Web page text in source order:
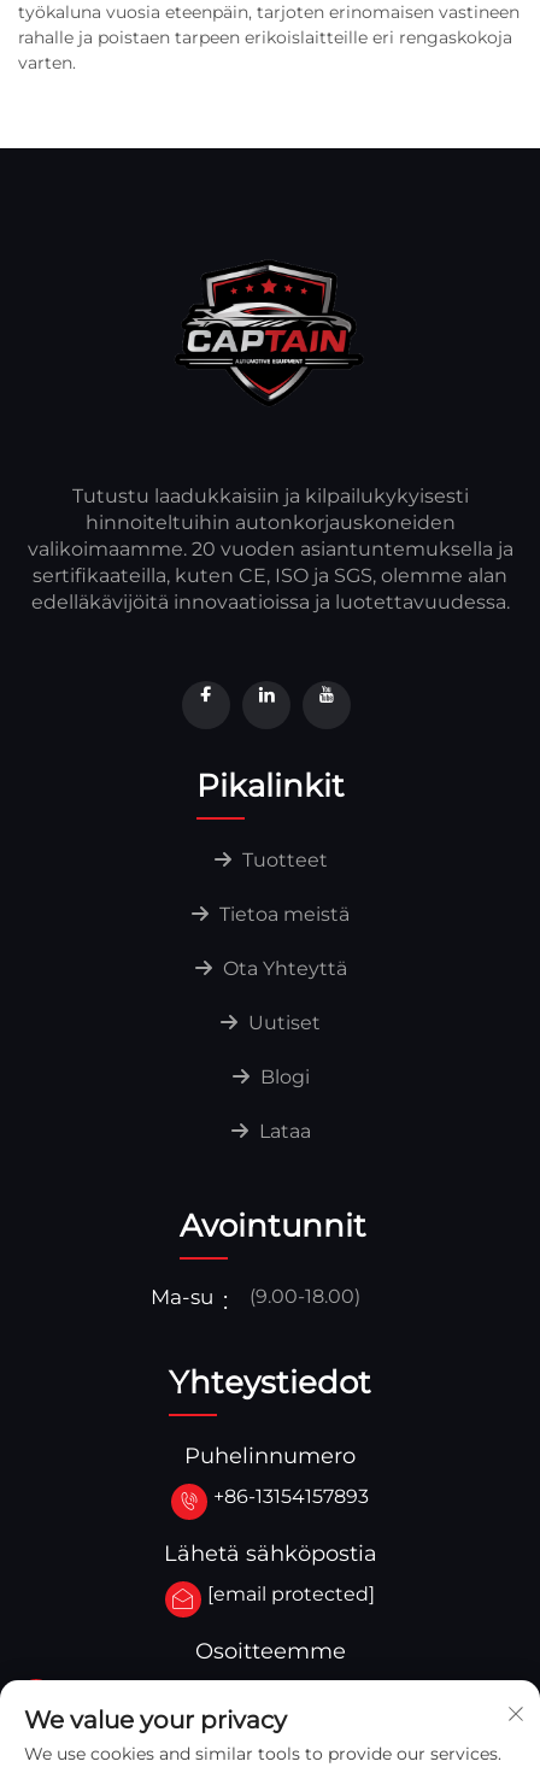
työkaluna vuosia eteenpäin, tarjoten erinomaisen vastineen
rahalle ja poistaen tarpeen erikoislaitteille eri rengaskokoja
varten.
Tutustu laadukkaisiin ja kilpailukykyisesti
hinnoiteltuihin autonkorjauskoneiden
valikoimaamme. 20 vuoden asiantuntemuksella ja
sertifikaateilla, kuten CE, ISO ja SGS, olemme alan
edelläkävijöitä innovaatioissa ja luotettavuudessa.
Pikalinkit
Tuotteet
Tietoa meistä
Ota Yhteyttä
Uutiset
Blogi
Lataa
Avointunnit
Ma-su (9.00-18.00)
Yhteystiedot
Puhelinnumero
+86-13154157893
Lähetä sähköpostia
[email protected]
Osoitteemme
Qinghua Street,Yingkou Zone Yingkou,Kiina
We value your privacy
We use cookies and similar tools to provide our services.